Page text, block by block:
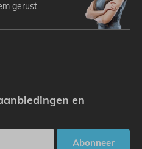
gerust
en
Abonneer